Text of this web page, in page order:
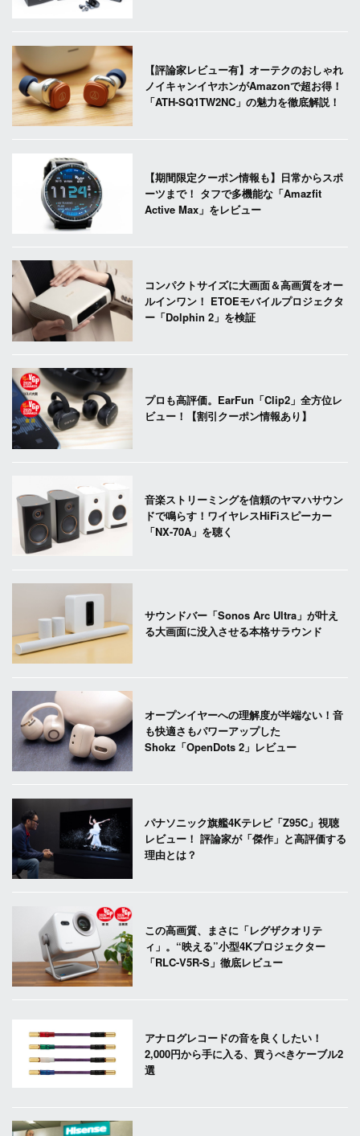
【評論家レビュー有】オーテクのおしゃれ
ノイキャンイヤホンがAmazonで超お得！
「ATH-SQ1TW2NC」の魅力を徹底解説！
【期間限定クーポン情報も】日常からスポ
ーツまで！ タフで多機能な「Amazfit
Active Max」をレビュー
コンパクトサイズに大画面＆高画質をオー
ルインワン！ ETOEモバイルプロジェクタ
ー「Dolphin 2」を検証
プロも高評価。EarFun「Clip2」全方位レ
ビュー！【割引クーポン情報あり】
音楽ストリーミングを信頼のヤマハサウン
ドで鳴らす！ワイヤレスHiFiスピーカー
「NX-70A」を聴く
サウンドバー「Sonos Arc Ultra」が叶え
る大画面に没入させる本格サラウンド
オープンイヤーへの理解度が半端ない！音
も快適さもパワーアップした
Shokz「OpenDots 2」レビュー
パナソニック旗艦4Kテレビ「Z95C」視聴
レビュー！ 評論家が「傑作」と高評価する
理由とは？
この高画質、まさに「レグザクオリテ
ィ」。“映える”小型4Kプロジェクター
「RLC-V5R-S」徹底レビュー
アナログレコードの音を良くしたい！
2,000円から手に入る、買うべきケーブル2
選